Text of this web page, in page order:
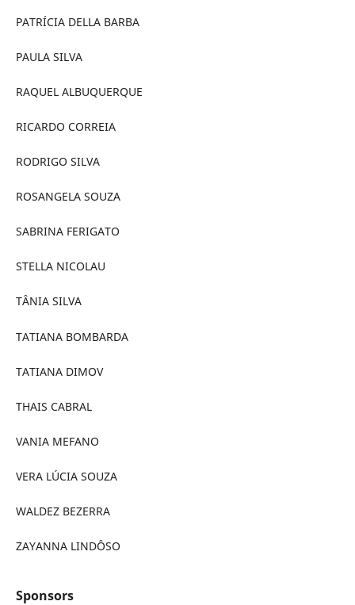
PATRÍCIA DELLA BARBA
PAULA SILVA
RAQUEL ALBUQUERQUE
RICARDO CORREIA
RODRIGO SILVA
ROSANGELA SOUZA
SABRINA FERIGATO
STELLA NICOLAU
TÂNIA SILVA
TATIANA BOMBARDA
TATIANA DIMOV
THAIS CABRAL
VANIA MEFANO
VERA LÚCIA SOUZA
WALDEZ BEZERRA
ZAYANNA LINDÔSO
Sponsors